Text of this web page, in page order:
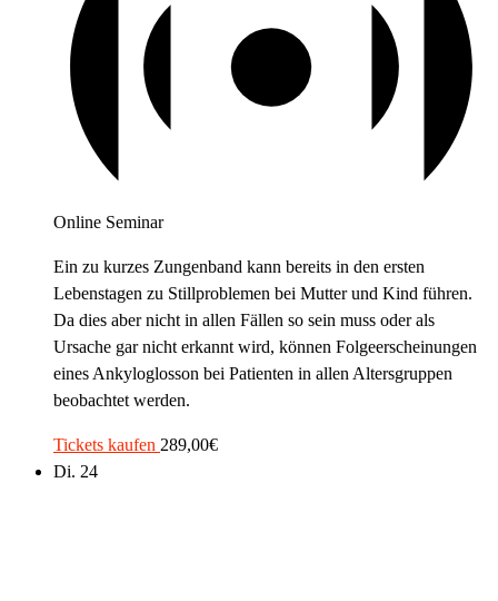
Online Seminar
Ein zu kurzes Zungenband kann bereits in den ersten
Lebenstagen zu Stillproblemen bei Mutter und Kind führen.
Da dies aber nicht in allen Fällen so sein muss oder als
Ursache gar nicht erkannt wird, können Folgeerscheinungen
eines Ankyloglosson bei Patienten in allen Altersgruppen
beobachtet werden.
Tickets kaufen 289,00€
Di. 24